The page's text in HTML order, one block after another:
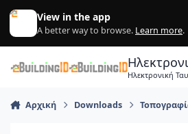
Skip to content
View in the app
A better way to browse. Learn more.
Ηλεκτρονική
Αρχική Downloads